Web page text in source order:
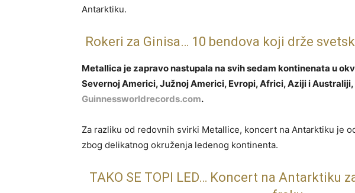
Antarktiku.
Rokeri za Ginisa… 10 bendova koji drže
Metallica je zapravo nastupala na svih sedam kontinenata u
Severnoj Americi, Južnoj Americi, Evropi, Africi, Aziji i Australiji,
Guinnessworldrecords.com.
Za razliku od redovnih svirki Metallice, koncert na Antarktiku je
zbog delikatnog okruženja ledenog kontinenta.
TAKO SE TOPI LED… Koncert na Antarktiku